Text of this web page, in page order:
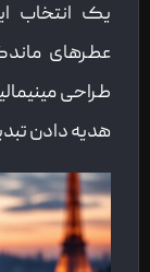
یک انتخاب
عطرهای
طراحی
هدیه دادن